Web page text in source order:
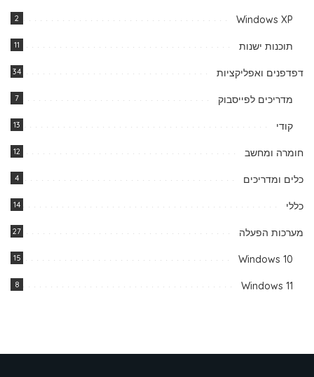
Windows XP
2
תוכנות ישנות 11
דפדפנים ואפליקציות 34
מדריכים לפייסבוק 7
קודי 13
חומרה ומחשב 12
כלים ומדריכים 4
כללי 14
מערכות הפעלה 27
Windows 10
15
Windows 11
8